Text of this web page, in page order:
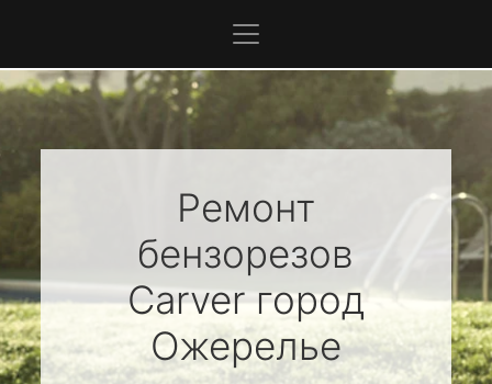
Ремонт
бензорезов
Carverгород
Ожерелье